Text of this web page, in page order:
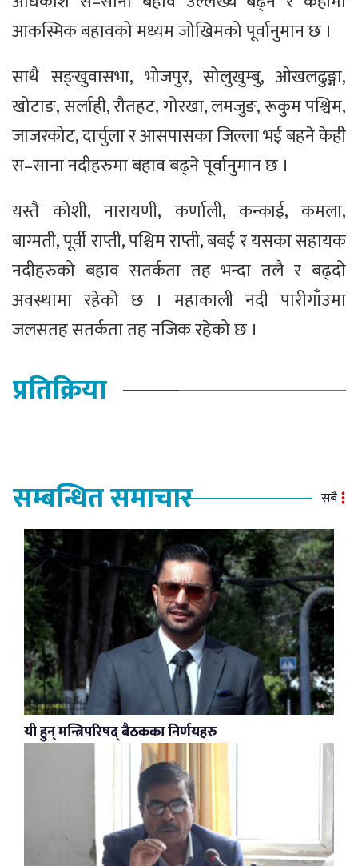
आकस्मिक बहावको मध्यम जोखिमको पूर्वानुमान छ ।
साथै सङ्खुवासभा, भोजपुर, सोलुखुम्बु, ओखलढुङ्गा,
खोटाङ, सर्लाही, रौतहट, गोरखा, लमजुङ, रूकुम पश्चिम,
जाजरकोट, दार्चुला र आसपासका जिल्ला भई बहने केही
स–साना नदीहरुमा बहाव बढ्ने पूर्वानुमान छ ।
यस्तै कोशी, नारायणी, कर्णाली, कन्काई, कमला,
बाग्मती, पूर्वी राप्ती, पश्चिम राप्ती, बबई र यसका सहायक
नदीहरुको बहाव सतर्कता तह भन्दा तलै र बढ्दो
अवस्थामा रहेको छ । महाकाली नदी पारीगाँउमा
जलसतह सतर्कता तह नजिक रहेको छ ।
प्रतिक्रिया
सम्बन्धित समाचार सबै
यी हुन् मन्त्रिपरिषद् बैठकका निर्णयहरु